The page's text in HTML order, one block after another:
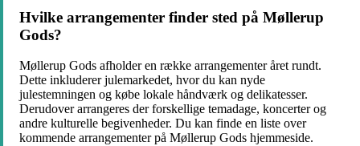
Hvilke arrangementer finder sted på Møllerup
Gods?
Møllerup Gods afholder en række arrangementer året rundt.
Dette inkluderer julemarkedet, hvor du kan nyde
julestemningen og købe lokale håndværk og delikatesser.
Derudover arrangeres der forskellige temadage, koncerter og
andre kulturelle begivenheder. Du kan finde en liste over
kommende arrangementer på Møllerup Gods hjemmeside.